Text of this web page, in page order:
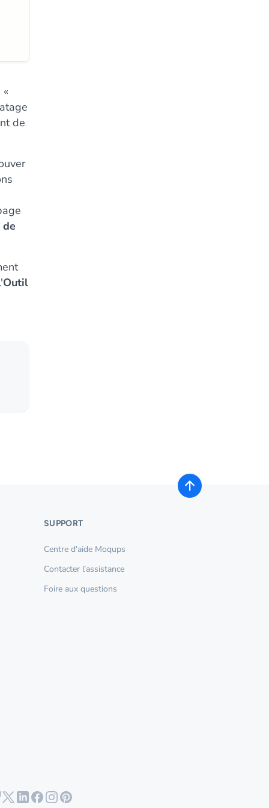
de
de
Outil
SUPPORT
Centre d'aide Moqups
Contacter l’assistance
Foire aux questions